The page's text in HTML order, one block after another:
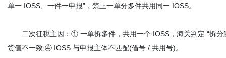
单一 IOSS、一件一申报”，禁止一单分多件共用同一 IOSS。
二次征税主因：① 一单拆多件，共用一个 IOSS，海关判定 “拆
货值不一致;④ IOSS 与申报主体不匹配(借号 / 共用号)。